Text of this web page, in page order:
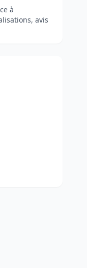
à
avis